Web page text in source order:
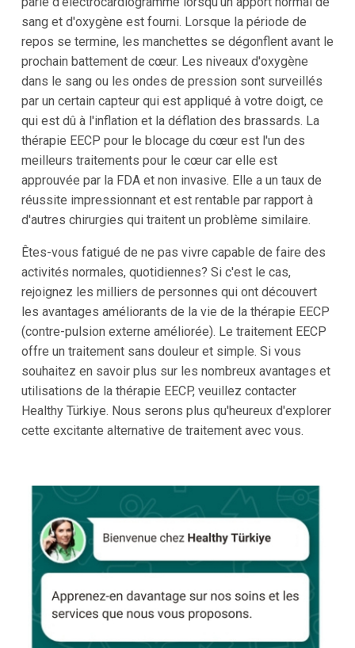
sang et d'oxygène est fourni. Lorsque la période de
repos se termine, les manchettes se dégonflent avant le
prochain battement de cœur. Les niveaux d'oxygène
dans le sang ou les ondes de pression sont surveillés
par un certain capteur qui est appliqué à votre doigt, ce
qui est dû à l'inflation et la déflation des brassards. La
thérapie EECP pour le blocage du cœur est l'un des
meilleurs traitements pour le cœur car elle est
approuvée par la FDA et non invasive. Elle a un taux de
réussite impressionnant et est rentable par rapport à
d'autres chirurgies qui traitent un problème similaire.
Êtes-vous fatigué de ne pas vivre capable de faire des
activités normales, quotidiennes? Si c'est le cas,
rejoignez les milliers de personnes qui ont découvert
les avantages améliorants de la vie de la thérapie EECP
(contre-pulsion externe améliorée). Le traitement EECP
offre un traitement sans douleur et simple. Si vous
souhaitez en savoir plus sur les nombreux avantages et
utilisations de la thérapie EECP, veuillez contacter
Healthy Türkiye. Nous serons plus qu'heureux d'explorer
cette excitante alternative de traitement avec vous.